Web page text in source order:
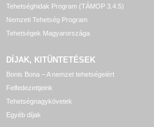
Tehetséghidak Program (TÁMOP 3.4.5)
Nemzeti Tehetség Program
Tehetségek Magyarországa
DÍJAK, KITÜNTETÉSEK
Bonis Bona – A nemzet tehetségeiért
Felfedezettjeink
Tehetségnagykövetek
Egyéb díjak